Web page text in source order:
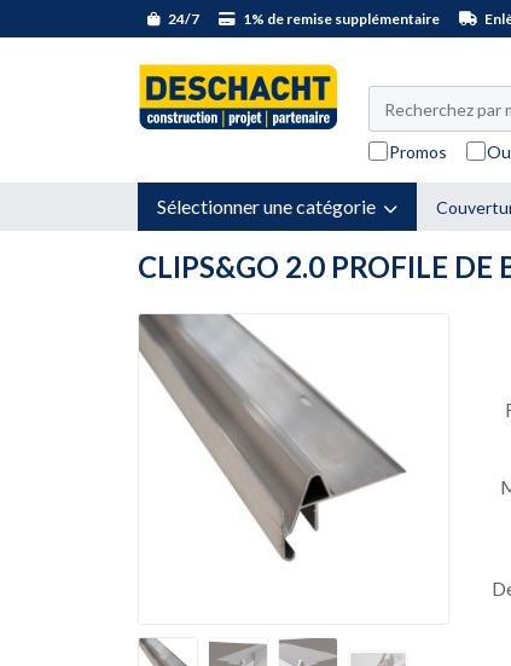
24/7 1% de remise supplémentaire
Promos
Sélectionner une catégorie
CLIPS&GO 2.0 PROFILE DE